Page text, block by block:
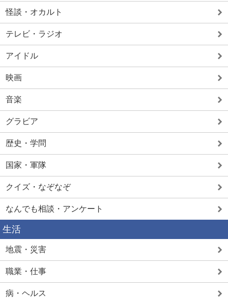
怪談・オカルト
テレビ・ラジオ
アイドル
映画
音楽
グラビア
歴史・学問
国家・軍隊
クイズ・なぞなぞ
なんでも相談・アンケート
生活
地震・災害
職業・仕事
病・ヘルス